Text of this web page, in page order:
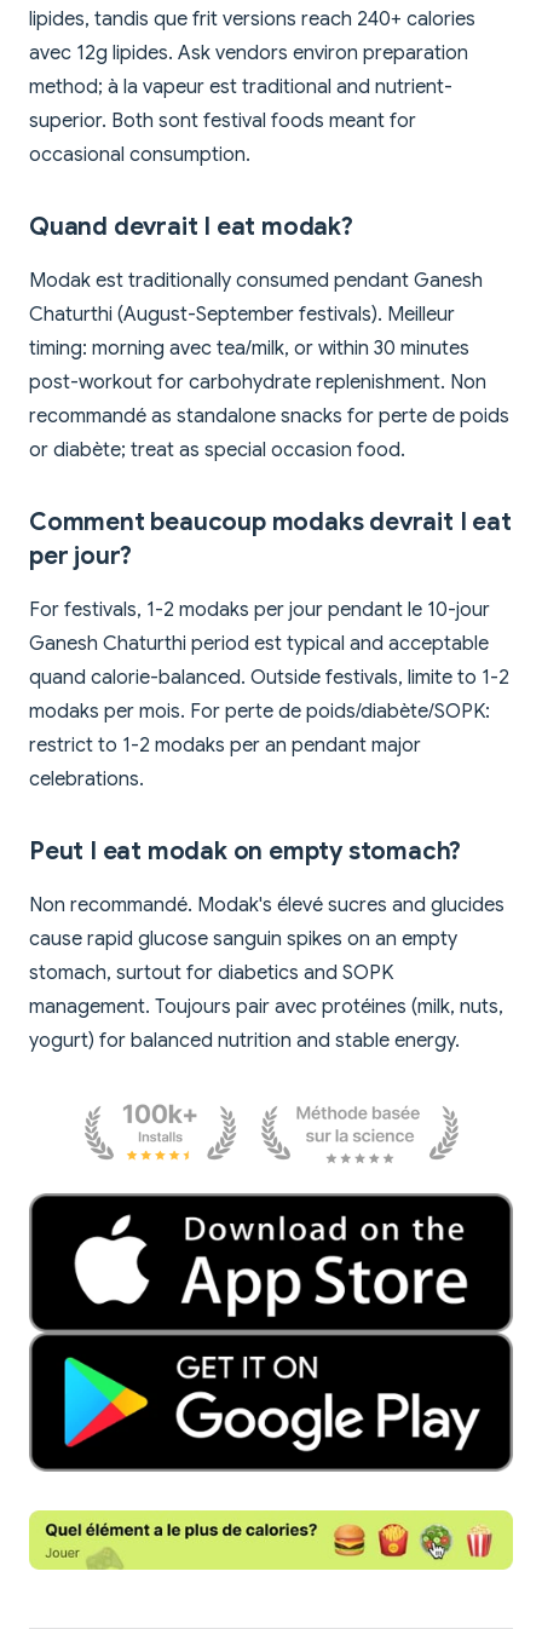
lipides, tandis que frit versions reach 240+ calories
avec 12g lipides. Ask vendors environ preparation
method; à la vapeur est traditional and nutrient-
superior. Both sont festival foods meant for
occasional consumption.
Quand devrait I eat modak?
Modak est traditionally consumed pendant Ganesh
Chaturthi (August-September festivals). Meilleur
timing: morning avec tea/milk, or within 30 minutes
post-workout for carbohydrate replenishment. Non
recommandé as standalone snacks for perte de poids
or diabète; treat as special occasion food.
Comment beaucoup modaks devrait I eat
per jour?
For festivals, 1-2 modaks per jour pendant le 10-jour
Ganesh Chaturthi period est typical and acceptable
quand calorie-balanced. Outside festivals, limite to 1-2
modaks per mois. For perte de poids/diabète/SOPK:
restrict to 1-2 modaks per an pendant major
celebrations.
Peut I eat modak on empty stomach?
Non recommandé. Modak's élevé sucres and glucides
cause rapid glucose sanguin spikes on an empty
stomach, surtout for diabetics and SOPK
management. Toujours pair avec protéines (milk, nuts,
yogurt) for balanced nutrition and stable energy.